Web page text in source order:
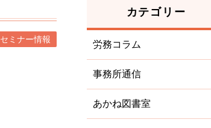
セミナー情報
カテゴリー
労務コラム
事務所通信
あかね図書室